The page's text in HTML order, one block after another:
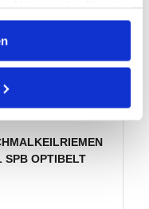
SPB OPTIBELT